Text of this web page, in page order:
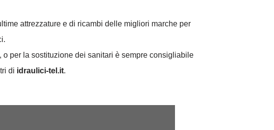
attrezzature e di ricambi delle migliori marche per
per la sostituzione dei sanitari è sempre consigliabile
di idraulici-tel.it.